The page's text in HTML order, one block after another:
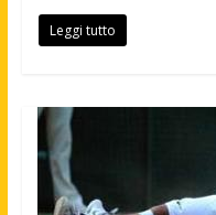
Leggi tutto